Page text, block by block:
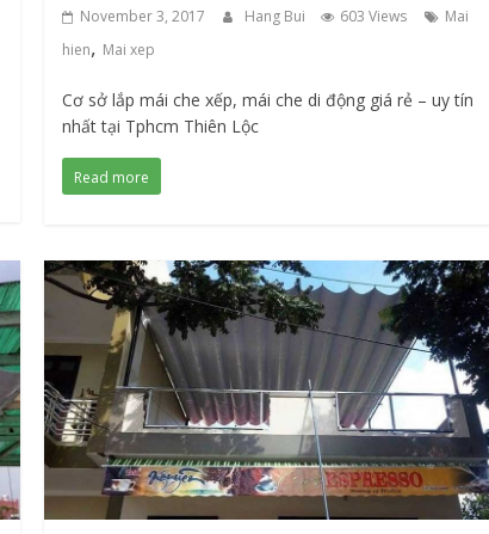
November 3, 2017 Hang Bui 603 Views
Mai
hien, Mai xep
Cơ sở lắp mái che xếp, mái che di động giá rẻ – uy tín
nhất tại Tphcm Thiên Lộc
Read more